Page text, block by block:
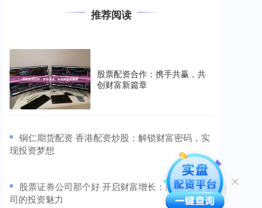
推荐阅读
股票配资合作：携手共赢，共
创财富新篇章
​铜仁期货配资 香港配资炒股：解锁财富密码，实
现投资梦想
​股票证券公司那个好 开启财富增长：股票配资公
司的投资魅力